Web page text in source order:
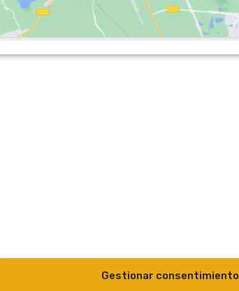
Gestionar consentimiento